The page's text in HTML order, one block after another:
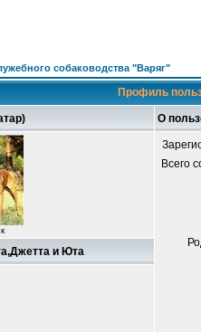
собаководства "Варяг"
Профиль
О
Всего
и Юта